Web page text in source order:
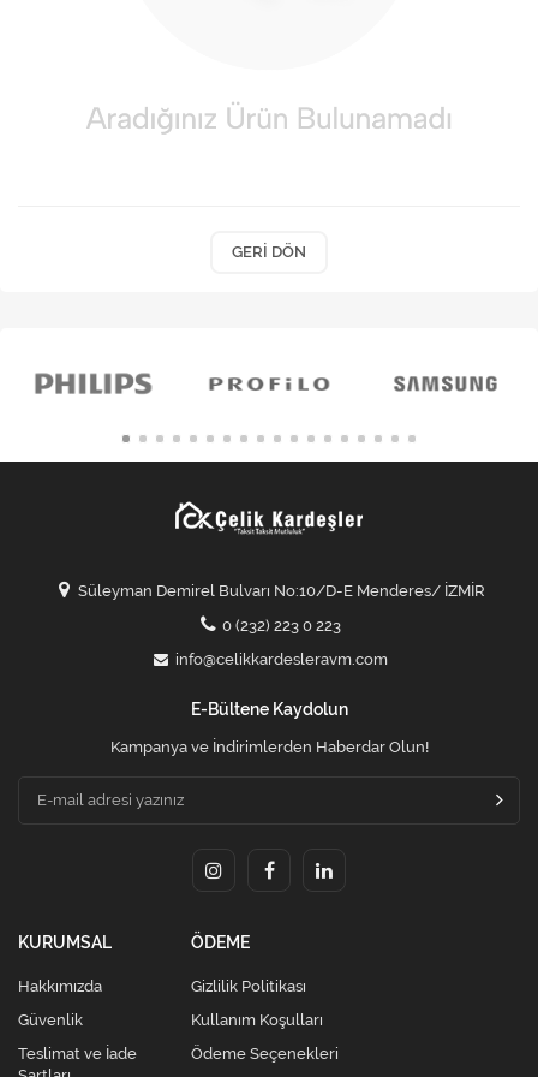
Ev Tekstili
GERI DÖN
Süleyman Demirel Bulvarı No:10/D-E Menderes/ İZMİR
0 (232) 223 0 223
info@celikkardesleravm.com
E-Bültene Kaydolun
Kampanya ve İndirimlerden Haberdar Olun!
KURUMSAL
Hakkımızda
Güvenlik
Teslimat ve İade
ÖDEME
Gizlilik Politikası
Kullanım Koşulları
Ödeme Seçenekleri